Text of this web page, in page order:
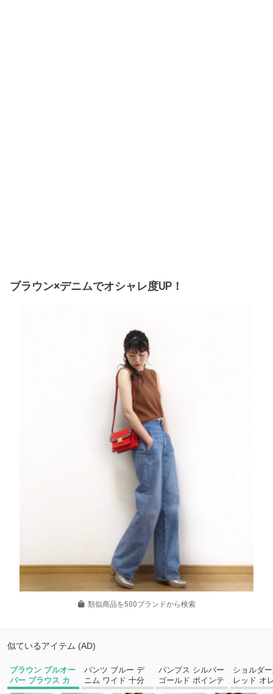
ブラウン×デニムでオシャレ度UP！
類似商品を500ブランドから検索